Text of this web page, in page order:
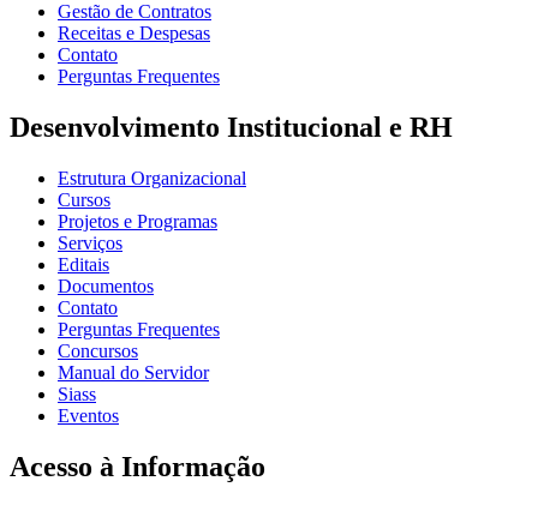
Gestão de Contratos
Receitas e Despesas
Contato
Perguntas Frequentes
Desenvolvimento Institucional e RH
Estrutura Organizacional
Cursos
Projetos e Programas
Serviços
Editais
Documentos
Contato
Perguntas Frequentes
Concursos
Manual do Servidor
Siass
Eventos
Acesso à Informação